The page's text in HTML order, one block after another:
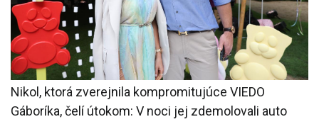
Nikol, ktorá zverejnila kompromitujúce VIEDO
Gáboríka, čelí útokom: V noci jej zdemolovali auto